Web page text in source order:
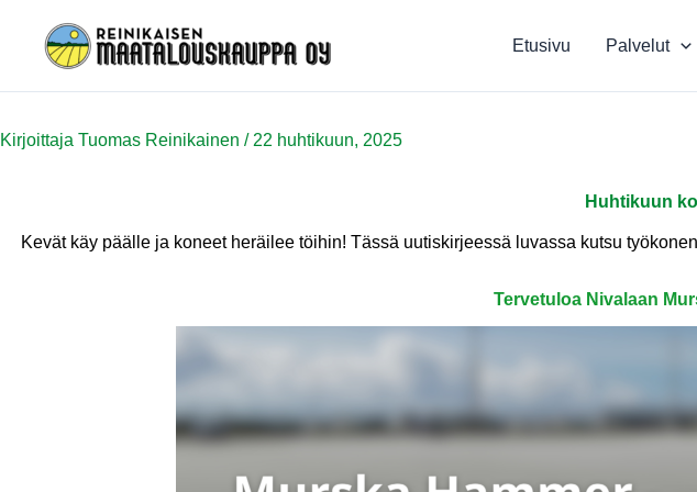
sisältöön
Etusivu Palvelut
Kirjoittaja Tuomas Reinikainen / 22 huhtikuun, 2025
Huhtikuun
Kevät käy päälle ja koneet heräilee töihin! Tässä uutiskirjeessä luvassa kutsu
Tervetuloa Nivalaan